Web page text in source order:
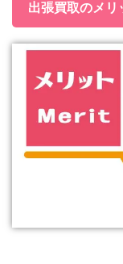
出張買取のメリ